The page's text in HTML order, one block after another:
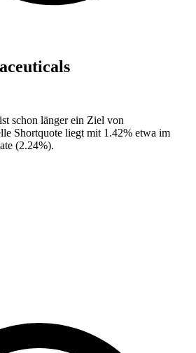
schon länger ein Ziel von
Shortquote liegt mit 1.42% etwa im
(2.24%).